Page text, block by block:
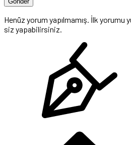
Henüz yorum yapılmamış. İlk yorumu
siz yapabilirsiniz.